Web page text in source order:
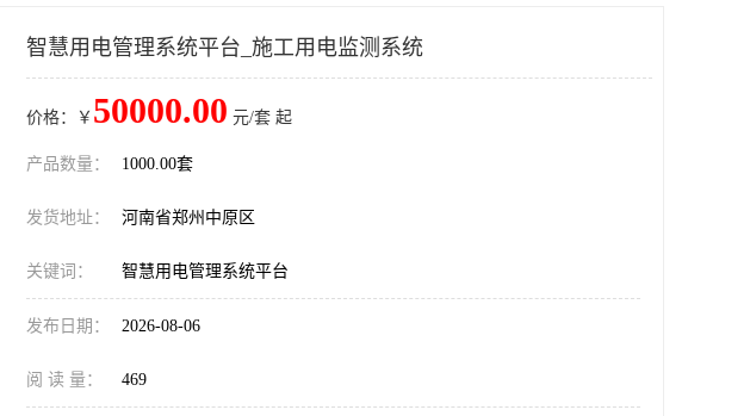
智慧用电管理系统平台_施工用电监测系统
价格：￥ 50000.00 元/套 起
产品数量： 1000.00套
发货地址： 河南省郑州中原区
关键词： 智慧用电管理系统平台
发布日期： 2026-08-06
阅 读 量： 469